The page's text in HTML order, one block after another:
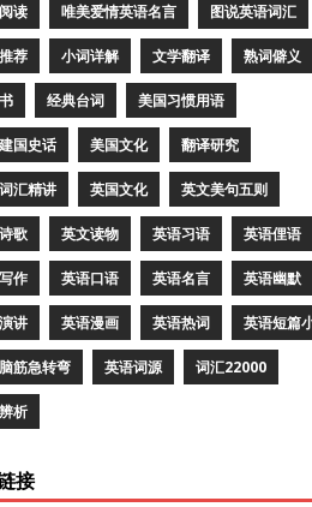
读 唯美爱情英语名言 图说英语词汇
荐 小词详解 文学翻译 熟词僻义
经典台词 美国习惯用语
国史话 美国文化 翻译研究
汇精讲 英国文化 英文美句五则
歌 英文读物 英语习语 英语俚语
作 英语口语 英语名言 英语幽默
讲 英语漫画 英语热词 英语短篇
筋急转弯 英语词源 词汇22000
析
接